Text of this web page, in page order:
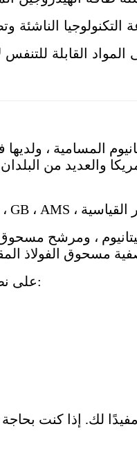
المواد القابلة
، ومرشح
تم استخدام كل الإنتاج في Topti Tech على نطاق واسع في صناعات مختلفة:
لك. إذا كنت